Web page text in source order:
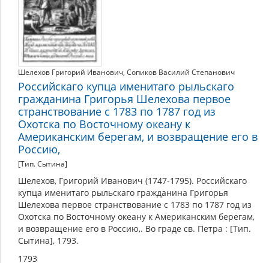
Шелехов Григорий Иванович, Сопиков Василий Степанович
Российскаго купца именитаго рыльскаго
гражданина Григорья Шелехова первое
странствование с 1783 по 1787 год из
Охотска по Восточному океану к
Американским берегам, и возвращение его в
Россию,
[Тип. Сытина]
Шелехов, Григорий Иванович (1747-1795). Российскаго
купца именитаго рыльскаго гражданина Григорья
Шелехова первое странствование с 1783 по 1787 год из
Охотска по Восточному океану к Американским берегам,
и возвращение его в Россию,. Во граде св. Петра : [Тип.
Сытина], 1793.
1793